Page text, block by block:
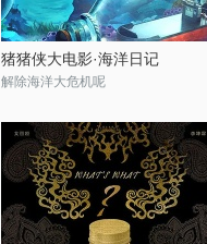
猪猪侠大电影·海洋日记
解除海洋大危机呢